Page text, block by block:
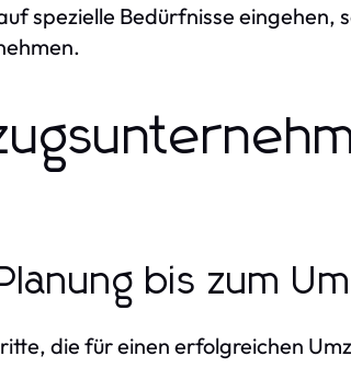
spezielle Bedürfnisse eingehen,
bis zum
die für einen erfolgreichen